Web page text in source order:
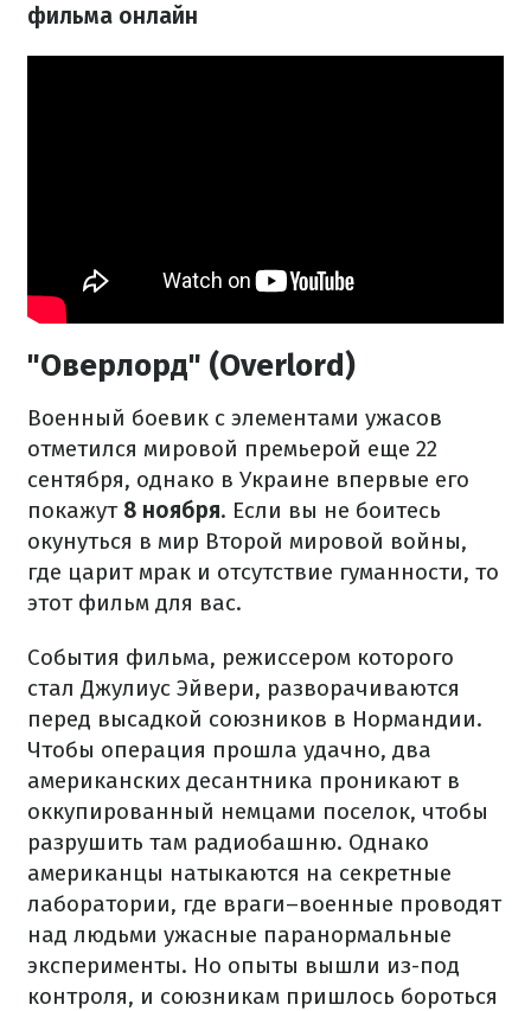
фильма онлайн
"Оверлорд" (Overlord)
Военный боевик с элементами ужасов
отметился мировой премьерой еще 22
сентября, однако в Украине впервые его
покажут 8 ноября. Если вы не боитесь
окунуться в мир Второй мировой войны,
где царит мрак и отсутствие гуманности, то
этот фильм для вас.
События фильма, режиссером которого
стал Джулиус Эйвери, разворачиваются
перед высадкой союзников в Нормандии.
Чтобы операция прошла удачно, два
американских десантника проникают в
оккупированный немцами поселок, чтобы
разрушить там радиобашню. Однако
американцы натыкаются на секретные
лаборатории, где враги–военные проводят
над людьми ужасные паранормальные
эксперименты. Но опыты вышли из-под
контроля, и союзникам пришлось бороться